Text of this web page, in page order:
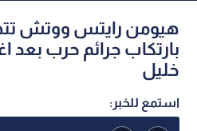
هيومن رايتس ووتش
بارتكاب جرائم حرب بعد
خليل
استمع للخبر: